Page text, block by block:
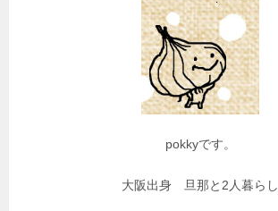
pokkyです。
大阪出身 旦那と2人暮らし